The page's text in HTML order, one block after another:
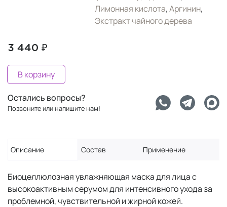
Лимонная кислота,Аргинин,
Экстракт чайного дерева
3 440 ₽
В корзину
Остались вопросы?
Позвоните или напишите нам!
Описание Состав Применение
Биоцеллюлозная увлажняющая маска для лица с
высокоактивным серумом для интенсивного ухода за
проблемной, чувствительной и жирной кожей.